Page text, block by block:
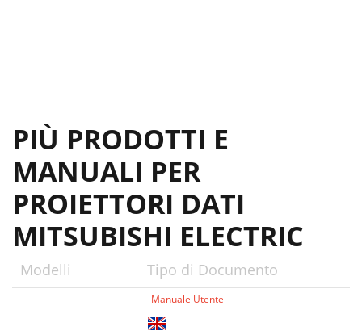
PIÙ PRODOTTI E
MANUALI PER
PROIETTORI DATI
MITSUBISHI ELECTRIC
Modelli Tipo di Documento
Manuale Utente